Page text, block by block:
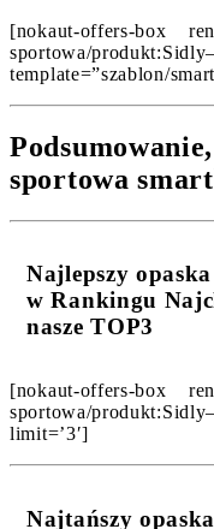
[nokaut-offers-box
sportowa/
template=”szablon/
sportowa
Najlepszy
w Rankingu
nasze TOP3
[nokaut-offers-box
sportowa/
limit=’3′]
Najtańszy